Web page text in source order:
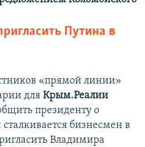
Путина в
«прямой линии»
для Крым.Реалии
президенту о
бизнесмен в
Владимира